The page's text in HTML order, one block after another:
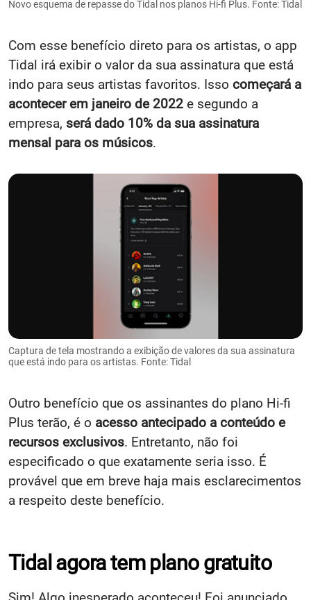
Novo esquema de repasse do Tidal nos planos Hi-fi Plus. Fonte: Tidal
Com esse benefício direto para os artistas, o app
Tidal irá exibir o valor da sua assinatura que está
indo para seus artistas favoritos. Isso começará a
acontecer em janeiro de 2022 e segundo a
empresa, será dado 10% da sua assinatura
mensal para os músicos.
Captura de tela mostrando a exibição de valores da sua assinatura
que está indo para os artistas. Fonte: Tidal
Outro benefício que os assinantes do plano Hi-fi
Plus terão, é o acesso antecipado a conteúdo e
recursos exclusivos. Entretanto, não foi
especificado o que exatamente seria isso. É
provável que em breve haja mais esclarecimentos
a respeito deste benefício.
Tidal agora tem plano gratuito